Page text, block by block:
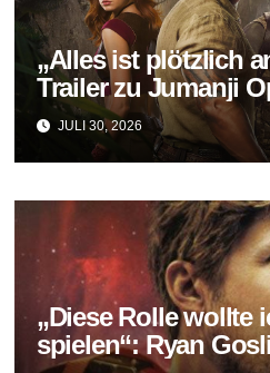
„Alles ist plötzlich
Trailer zu Jumanji
das Finale der Reihe
JULI 30, 2026
„Diese Rolle wollte
spielen“: Ryan